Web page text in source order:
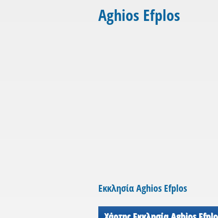
Aghios Efplos
Εκκλησία Aghios Efplos